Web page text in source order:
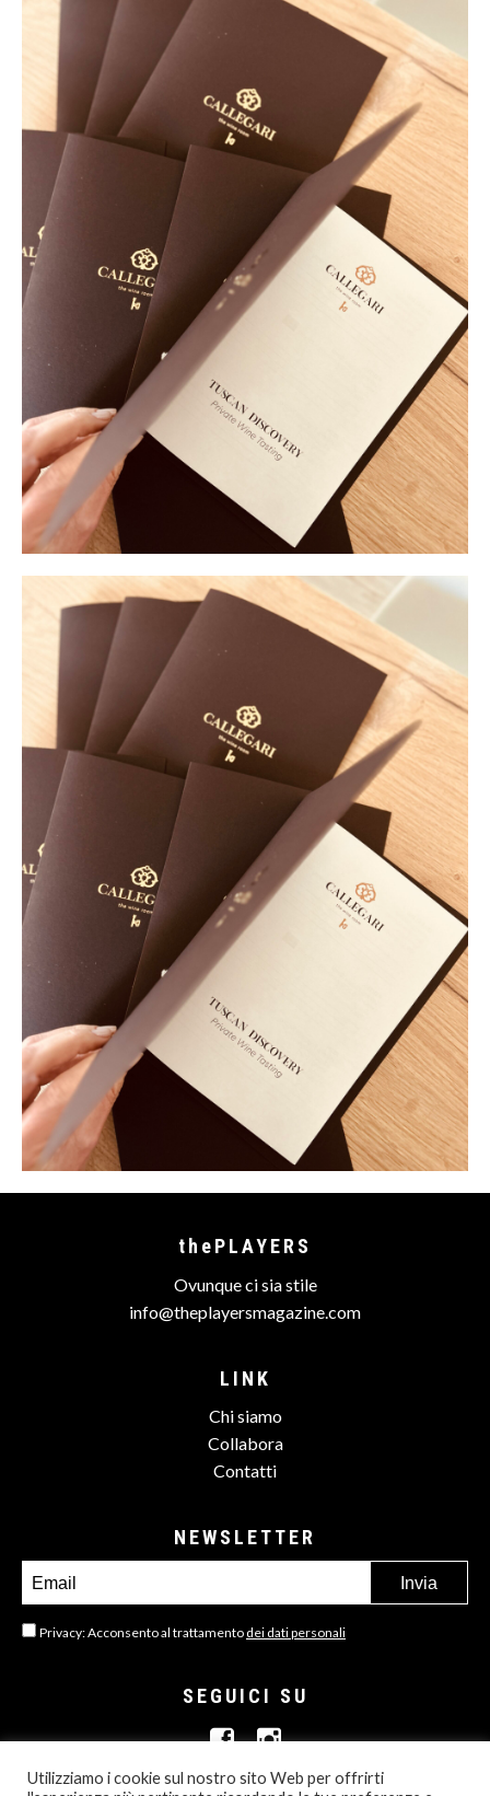
thePLAYERS
Ovunque ci sia stile
info@theplayersmagazine.com
LINK
Chi siamo
Collabora
Contatti
NEWSLETTER
Privacy: Acconsento al trattamento dei dati personali
SEGUICI SU
Utilizziamo i cookie sul nostro sito Web per offrirti